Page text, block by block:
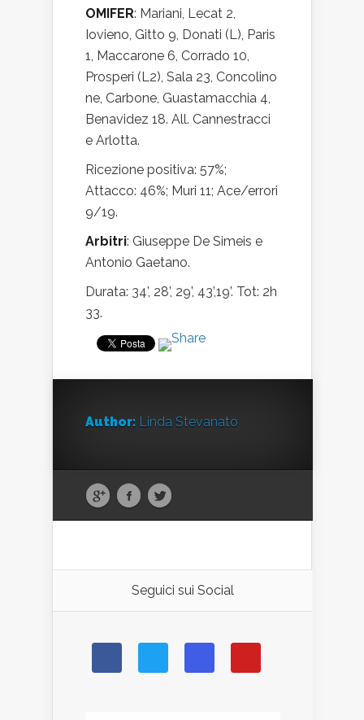
OMIFER: Mariani, Lecat 2,
Iovieno, Gitto 9, Donati (L), Paris
1, Maccarone 6, Corrado 10,
Prosperi (L2), Sala 23, Concolino
ne, Carbone, Guastamacchia 4,
Benavidez 18. All. Cannestracci
e Arlotta.
Ricezione positiva: 57%;
Attacco: 46%; Muri 11; Ace/errori
9/19.
Arbitri: Giuseppe De Simeis e
Antonio Gaetano.
Durata: 34’, 28’, 29’, 43’,19’. Tot: 2h
33.
Author: Linda Stevanato
Seguici sui Social